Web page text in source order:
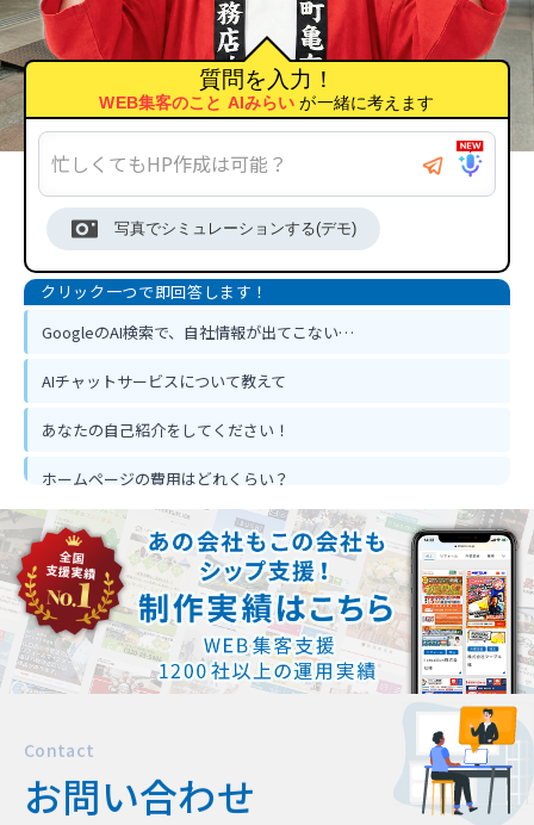
質問を入力！
WEB集客のこと AIみらい が一緒に考えます
写真でシミュレーションする(デモ)
GoogleのAI検索で、自社情報が出てこない…
AIチャットサービスについて教えて
あなたの自己紹介をしてください！
ホームページの費用はどれくらい？
ホームページ作って反響は出るの？
忙しくてもホームページ作成は可能？
Contact
お問い合わせ